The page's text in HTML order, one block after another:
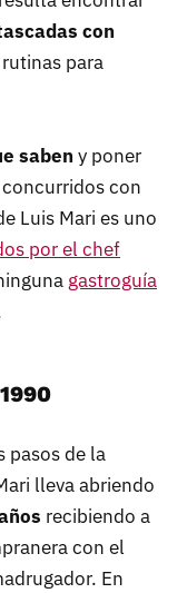
con
para
saben y poner
con
Luis Mari es uno
por el chef
gastroguía
pasos de la
lleva abriendo
recibiendo a
con el
En